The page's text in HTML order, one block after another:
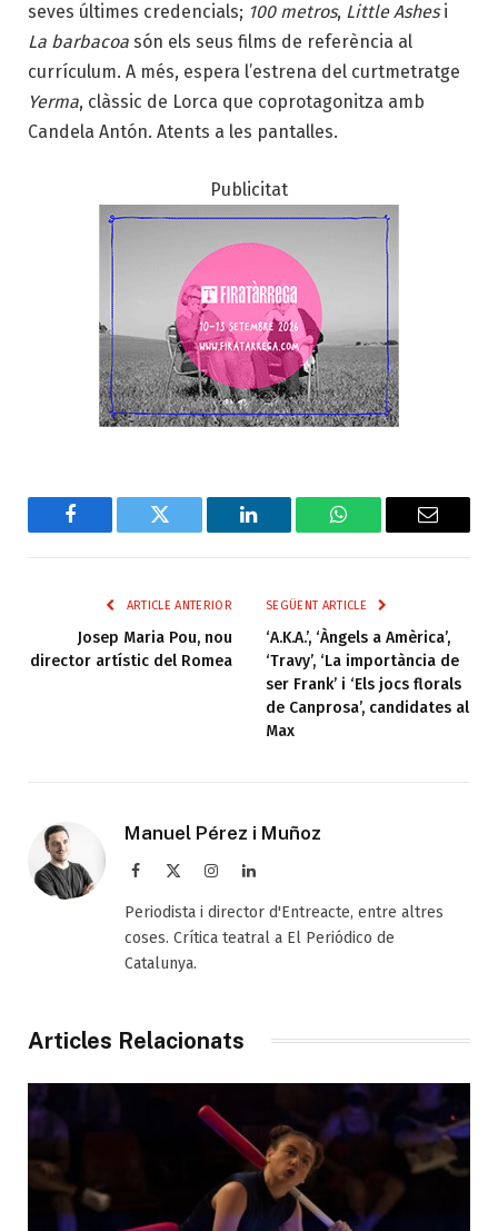
seves últimes credencials; 100 metros, Little Ashesi
La barbacoa són els seus films de referència al
currículum. A més, espera l’estrena del curtmetratge
Yerma, clàssic de Lorca que coprotagonitza amb
Candela Antón. Atents a les pantalles.
Publicitat
Facebook Twitter LinkedIn WhatsAppEmail
ARTICLE ANTERIOR
Josep Maria Pou, nou
director artístic del Romea
SEGÜENT ARTICLE
‘A.K.A.’, ‘Àngels a Amèrica’,
‘Travy’, ‘La importància de
ser Frank’ i ‘Els jocs florals
de Canprosa’, candidates al
Max
Manuel Pérez i Muñoz
Facebook InstagramLinkedIn
Periodista i director d'Entreacte, entre altres
coses. Crítica teatral a El Periódico de
Catalunya.
Articles Relacionats